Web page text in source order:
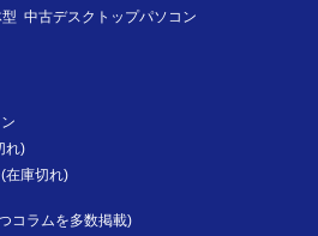
中古デスクトップパソコン
れ)
在庫切れ)
コラムを多数掲載)